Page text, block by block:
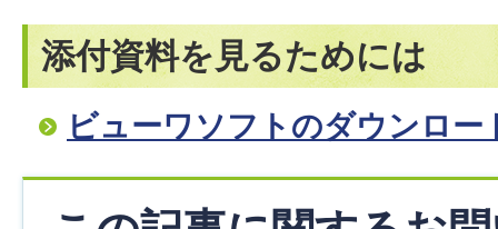
添付資料を見るためには
ビューワソフトのダウンロー